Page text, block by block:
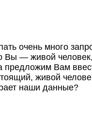
очень много
Вы — живой
предложим Вам
живой
наши данные?